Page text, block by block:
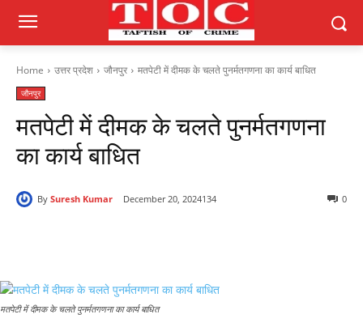
Home उत्तर प्रदेश जौनपुर मतपेटी में दीमक के चलते पुनर्मतगणना का कार्य बाधित
जौनपुर
मतपेटी में दीमक के चलते पुनर्मतगणना
का कार्य बाधित
By Suresh Kumar December 20, 2024 0
134
मतपेटी में दीमक के चलते पुनर्मतगणना का कार्य बाधित